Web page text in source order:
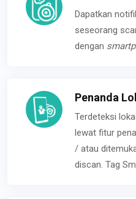
Dapatkan
seseorang
dengan
Penanda
Terdeteksi
lewat fitur
/ atau
discan. Tag